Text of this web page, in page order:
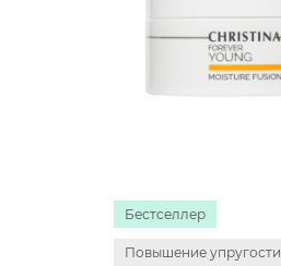
Бестселлер
Повышение упругости